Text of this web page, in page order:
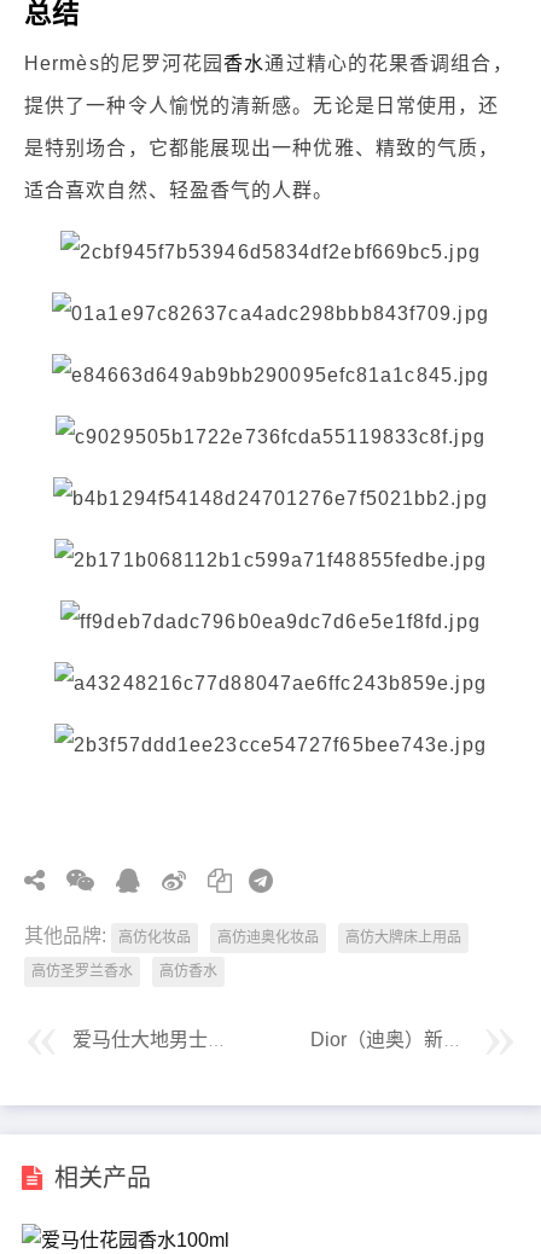
总结
Hermès的尼罗河花园 香水通过精心的花果香调组合，
提供了一种令人愉悦的清新感。无论是日常使用，还
是特别场合，它都能展现出一种优雅、精致的气质，
适合喜欢自然、轻盈香气的人群。
其他品牌: 高仿化妆品 高仿迪奥化妆品
高仿大牌床上用品
高仿圣罗兰香水
高仿香水
Dior（迪奥）新款原单老花棒球帽
相关产品